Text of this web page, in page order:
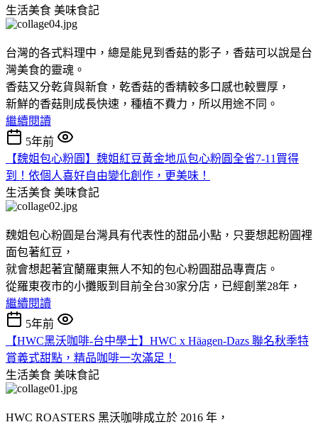
生活美食 美味食記
台灣的各式料理中，總是能見到香菇的影子，香菇可以說是台
灣美食的靈魂。
香菇又分乾貨與新食，乾香菇的香精較多口感也較豐厚，
新鮮的香菇則成長快速，種植不費力，所以用途不同。
繼續閱讀
5年前
【魏姐包心粉圓】魏姐紅豆黃金地瓜包心粉圓全省7-11買得
到！依個人喜好自由變化創作，更美味！
生活美食 美味食記
魏姐包心粉圓是台灣具有代表性的甜品小點，只要想起粉圓裡
面包著紅豆，
就會想起著宜蘭羅東無人不知的包心粉圓甜品專賣店。
從羅東夜市的小攤販到目前全台30家分店，已經創業28年，
繼續閱讀
5年前
【HWC黑沃咖啡-台中學士】HWC x Häagen-Dazs 聯名秋季特
賞義式甜點，精品咖啡一次滿足！
生活美食 美味食記
HWC ROASTERS 黑沃咖啡成立於 2016 年，